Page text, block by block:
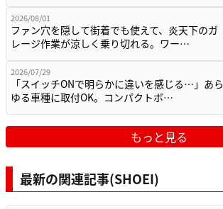
2026/08/01
ファン穴を隠して街着でも使えて、炎天下のガ
レージ作業が涼しく乗り切れる。ワー…
2026/07/29
「スイッチONで明らかに違いを感じる…」あら
ゆる車種に取付OK。コンパクトボ…
もっと見る
最新の関連記事(SHOEI)